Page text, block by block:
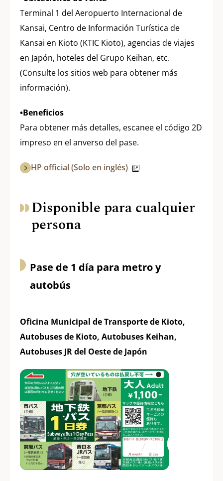
Terminal 1 del Aeropuerto Internacional de
Kansai, Centro de Información Turística de
Kansai en Kioto (KTIC Kioto), agencias de viajes
en Japón, hoteles del Grupo Keihan, etc.
(Consulte los sitios web para obtener más
información).
•Beneficios
Para obtener más detalles, escanee el código 2D
impreso en el anverso del pase.
HP official (Solo en inglés)
Disponible para cualquier
persona
Pase de 1 día para metro y
autobús
Oficina Municipal de Transporte de Kioto,
Autobuses de Kioto, Autobuses Keihan,
Autobuses JR del Oeste de Japón